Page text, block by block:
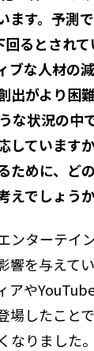
ます。予測
るとされ
ブな人材の
出がより困
な状況の中
しています
ために、ど
えでしょう
ンターテイ
響を与えて
アや
場したこと
なりました